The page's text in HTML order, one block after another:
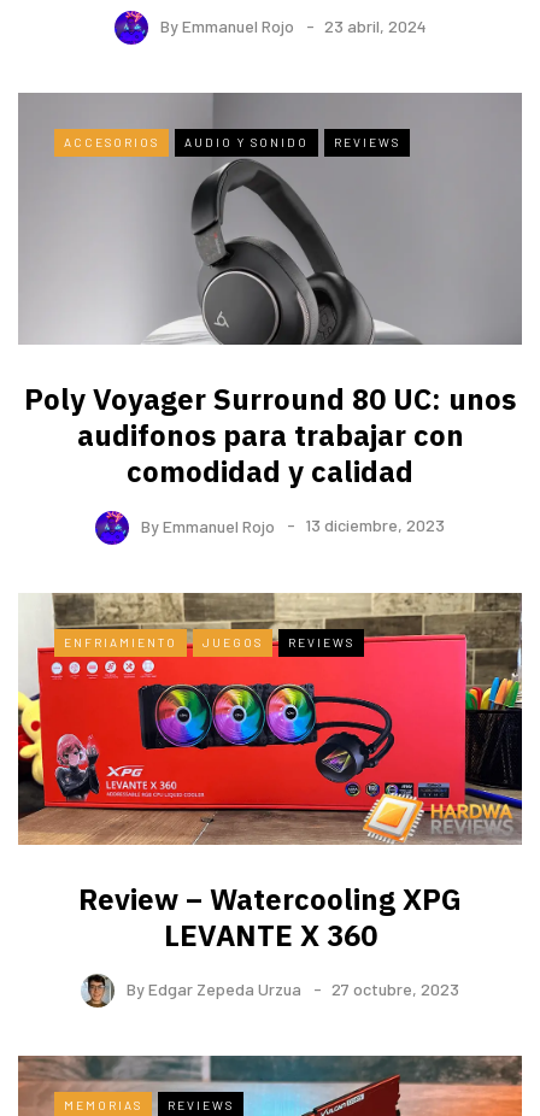
ByEmmanuel Rojo 23 abril, 2024
ACCESORIOS AUDIO Y SONIDO REVIEWS
Poly Voyager Surround 80 UC: unos
audifonos para trabajar con
comodidad y calidad
ByEmmanuel Rojo 13 diciembre, 2023
ENFRIAMIENTO JUEGOS REVIEWS
Review – Watercooling XPG
LEVANTE X 360
ByEdgar Zepeda Urzua 27 octubre, 2023
MEMORIAS REVIEWS